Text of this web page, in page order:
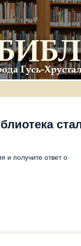
и получите ответ о